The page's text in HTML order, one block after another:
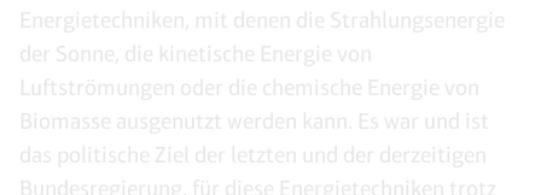
Energietechniken, mit denen die Strahlungsenergie
der Sonne, die kinetische Energie von
Luftströmungen oder die chemische Energie von
Biomasse ausgenutzt werden kann. Es war und ist
das politische Ziel der letzten und der derzeitigen
Bundesregierung, für diese Energietechniken trotz